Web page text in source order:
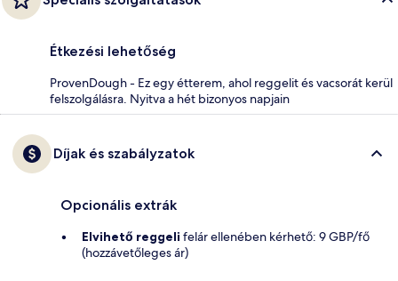
Étkezési lehetőség
ProvenDough - Ez egy étterem, ahol reggelit és vacsorát kerül
felszolgálásra. Nyitva a hét bizonyos napjain
Díjak és szabályzatok
Opcionális extrák
Elvihető reggeli felár ellenében kérhető: 9 GBP/fő
(hozzávetőleges ár)